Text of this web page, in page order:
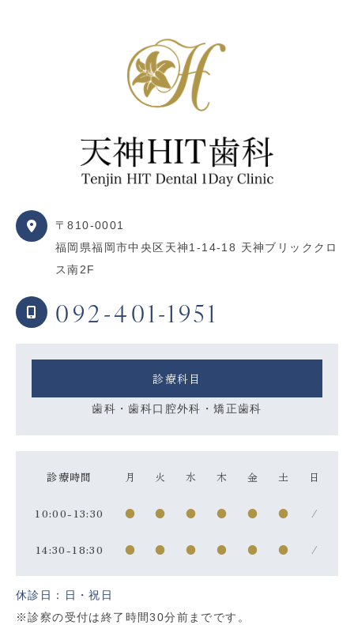
〒810-0001
福岡県福岡市中央区天神1-14-18 天神ブリッククロ
ス南2F
092-401-1951
診療科目
歯科・歯科口腔外科・矯正歯科
診療時間 月 火 水 木 金 土 日
10:00-13:30 ● ● ● ● ● ● /
14:30-18:30 ● ● ● ● ● ● /
休診日：日・祝日
※診察の受付は終了時間30分前までです。